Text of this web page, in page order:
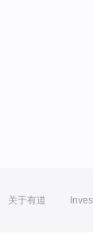
关于有道